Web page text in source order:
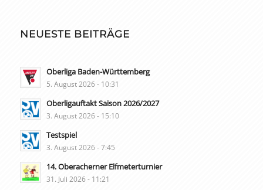
NEUESTE BEITRÄGE
Oberliga Baden-Württemberg
5. August 2026 - 10:31
Oberligauftakt Saison 2026/2027
3. August 2026 - 15:10
Testspiel
3. August 2026 - 7:45
14. Oberacherner Elfmeterturnier
31. Juli 2026 - 11:21